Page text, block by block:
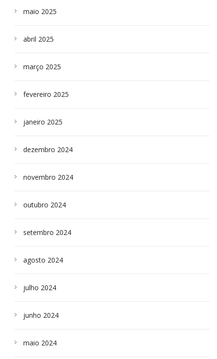
maio 2025
abril 2025
março 2025
fevereiro 2025
janeiro 2025
dezembro 2024
novembro 2024
outubro 2024
setembro 2024
agosto 2024
julho 2024
junho 2024
maio 2024